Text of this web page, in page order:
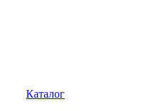
Каталог